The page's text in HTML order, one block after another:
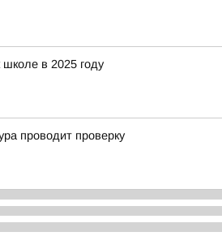
в 2025 году
проводит проверку